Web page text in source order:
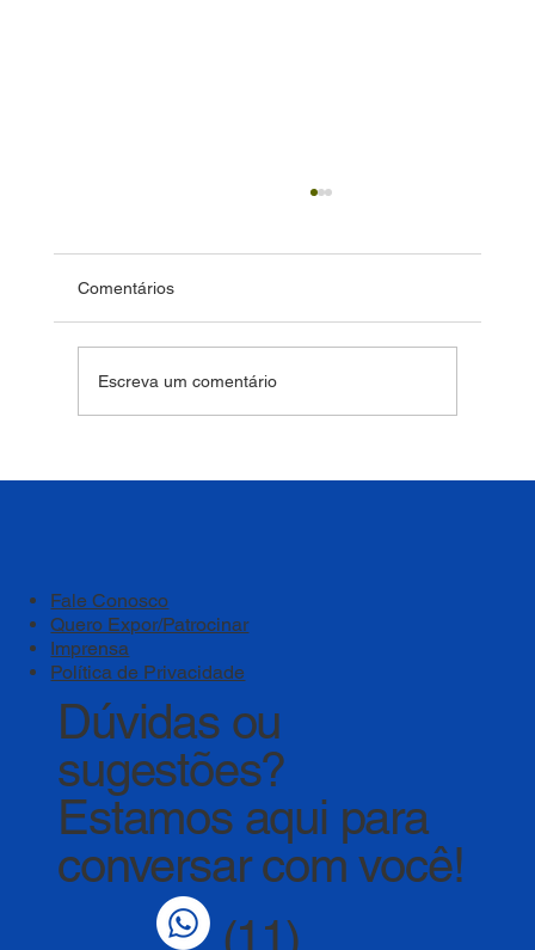
Comentários
Escreva um comentário
Fale Conosco
Quero Expor/Patrocinar
Imprensa
Política de Privacidade
Dúvidas ou
sugestões?
Estamos aqui para
conversar com você!
(11)